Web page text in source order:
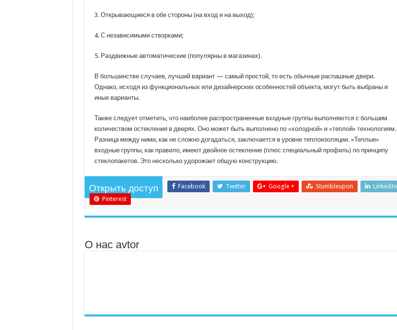
3. Открывающиеся в обе стороны (на вход и на выход);
4. С независимыми створками;
5. Раздвижные автоматические (популярны в магазинах).
В большинстве случаев, лучший вариант — самый простой, то есть обычные распашные двери.
Однако, исходя из функциональных или дизайнерских особенностей объекта, могут быть выбраны и
иные варианты.
Также следует отметить, что наиболее распространенные входные группы выполняются с большим
количеством остекления в дверях. Оно может быть выполнено по «холодной» и «теплой» технологиям.
Разница между ними, как не сложно догадаться, заключается в уровне теплоизоляции. «Теплые»
входные группы, как правило, имеют двойное остекление (плюс специальный профиль) по принципу
стеклопакетов. Это несколько удорожает общую конструкцию.
Открыть доступ Facebook Twitter Google + Stumbleupon
LinkedIn
Pinterest
О нас avtor